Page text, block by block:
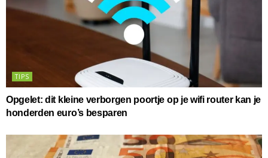
TIPS
Opgelet: dit kleine verborgen poortje op je wifi router kan je
honderden euro’s besparen